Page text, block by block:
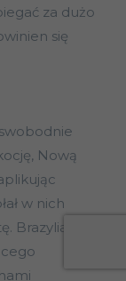
za dużo
się
Nową
w nich
Brazylia